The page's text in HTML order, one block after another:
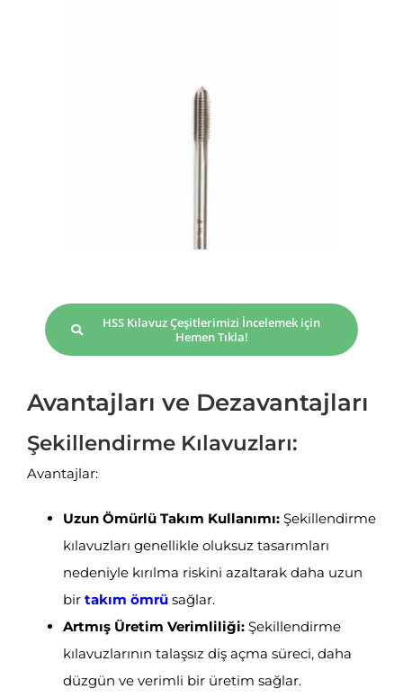
HSS Kılavuz Çeşitlerimizi İncelemek için
Hemen Tıkla!
Avantajları ve Dezavantajları
Şekillendirme Kılavuzları:
Avantajlar:
Uzun Ömürlü Takım Kullanımı:Şekillendirme
kılavuzları genellikle oluksuz tasarımları
nedeniyle kırılma riskini azaltarak daha uzun
bir takım ömrü sağlar.
Artmış Üretim Verimliliği:Şekillendirme
kılavuzlarının talaşsız diş açma süreci, daha
düzgün ve verimli bir üretim sağlar.